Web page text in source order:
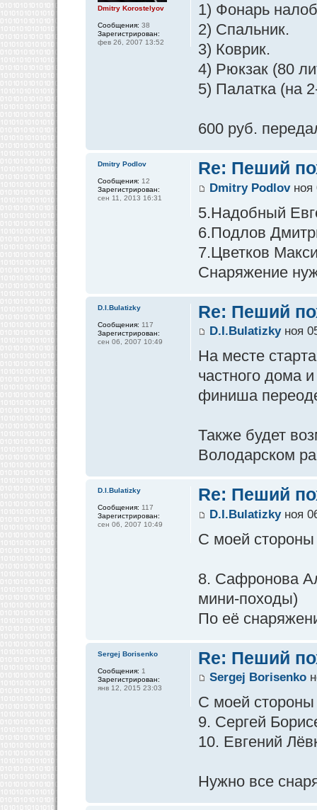
1) Фонарь
2) Спальник.
3) Коврик.
4) Рюкзак (80
5) Палатка (на
600 руб.
Dmitry Korostelyov
Сообщения: 38
Зарегистрирован:
фев 26, 2007 13:52
Re: Пеший
Dmitry Podlovноя
5.Надобный
6.Подлов
7.Цветков
Снаряжение
Dmitry Podlov
Сообщения: 12
Зарегистрирован:
сен 11, 2013 16:31
Re: Пеший
D.I.Bulatizkyноя
На месте
частного дома
финиша
Также будет
Володарском
D.I.Bulatizky
Сообщения: 117
Зарегистрирован:
сен 06, 2007 10:49
Re: Пеший
D.I.Bulatizkyноя
С моей стороны
8. Сафронова
мини-походы)
По её
D.I.Bulatizky
Сообщения: 117
Зарегистрирован:
сен 06, 2007 10:49
Re: Пеший
Sergej Borisenko
С моей стороны
9. Сергей
10. Евгений
Нужно все
Sergej Borisenko
Сообщения: 1
Зарегистрирован:
янв 12, 2015 23:03